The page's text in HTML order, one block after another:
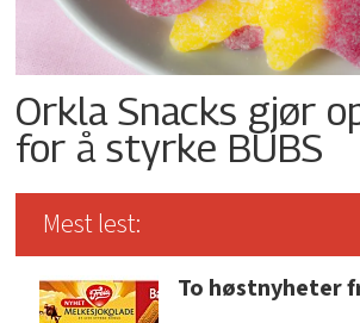
Orkla Snacks gjør
for å styrke BUBS
Mest lest:
To høstnyheter